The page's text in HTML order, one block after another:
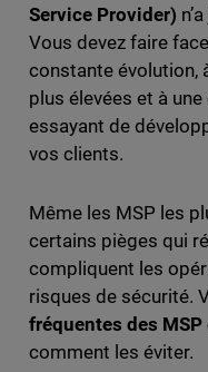
Service Provider)
Vous devez faire
constante évolution,
plus élevées et à
essayant de
vos clients.
Même les MSP les
certains pièges qui
compliquent les
risques de sécurité.
fréquentes des
comment les éviter.